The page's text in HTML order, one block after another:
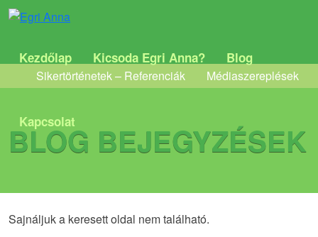
Kezdőlap Kicsoda Egri Anna? Blog
Kapcsolat
Sikertörténetek – Referenciák Médiaszereplések
BLOG BEJEGYZÉSEK
Sajnáljuk a keresett oldal nem található.